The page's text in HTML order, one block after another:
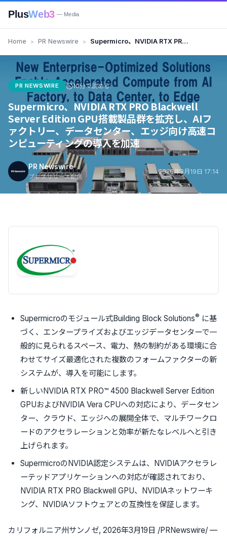
PlusWeb3 — Media
Home PR Newswire
Supermicro、NVIDIA RTX PRO
搭載製品群を拡充し、AIファクト
リー、データセンター、エッジ向
け高速コンピューティングの導入
を加速
PR NEWSWIRE 10分で読める
Supermicro、NVIDIA RTX PRO Blackwell
Server Edition GPU搭載製品群を拡充し、AIフ
ァクトリー、データセンター、エッジ向け高速コ
ンピューティングの導入を加速
PR Newswire
プレスリリース配信
2026年3月19日 17:14
Supermicroのモジュール式Building Block Solutions® に基
づく、エンタープライズおよびエッジデータセンターで一
般的に見られるスペース、電力、熱の制約がある環境に合
わせてサイズ最適化された複数のフォームファクターの新
システムが、導入を可能にします。
新しいNVIDIA RTX PRO™ 4500 Blackwell Server Edition
GPUおよびNVIDIA Vera CPUへの対応により、データセン
ター、クラウド、エッジへの展開全体で、マルチワークロ
ードのアクセラレーションと効率が新たなレベルへと引き
上げられます。
SupermicroのNVIDIA認定システムは、NVIDIAアクセラレ
ーテッドアプリケーションへの対応が確認されており、
NVIDIA RTX PRO Blackwell GPU、NVIDIAネットワーキ
ング、NVIDIAソフトウェアとの互換性を保証します。
カリフォルニア州サンノゼ, 2026年3月19日 /PRNewswire/ —